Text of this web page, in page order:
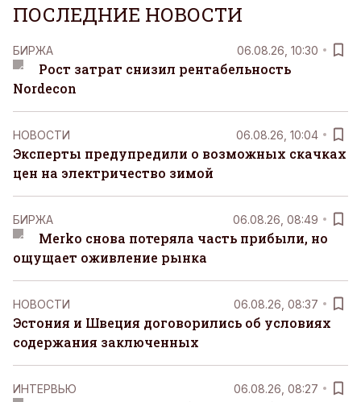
ПОСЛЕДНИЕ НОВОСТИ
БИРЖА 06.08.26, 10:30
Рост затрат снизил рентабельность
Nordecon
НОВОСТИ 06.08.26, 10:04
Эксперты предупредили о возможных скачках
цен на электричество зимой
БИРЖА 06.08.26, 08:49
Merko снова потеряла часть прибыли, но
ощущает оживление рынка
НОВОСТИ 06.08.26, 08:37
Эстония и Швеция договорились об условиях
содержания заключенных
ИНТЕРВЬЮ 06.08.26, 08:27